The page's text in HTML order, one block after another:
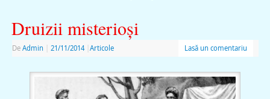
Druizii misterioşi
De Admin 21/11/2014 Articole Lasă un comentariu